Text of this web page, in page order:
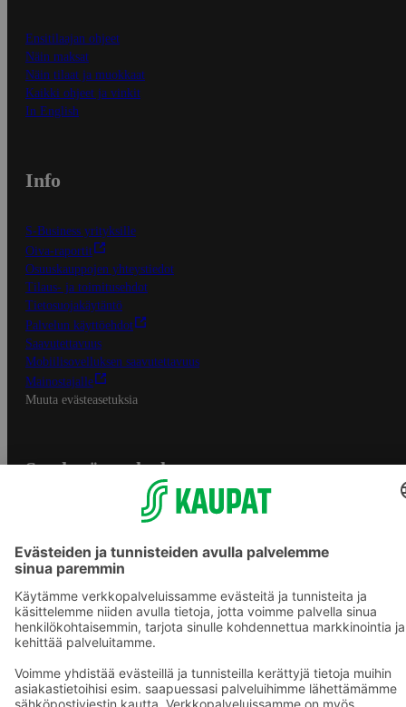
Ensitilaajan ohjeet
Näin maksat
Näin tilaat ja muokkaat
Kaikki ohjeet ja vinkit
In English
Info
S-Business yrityksille
Oiva-raportit
Osuuskauppojen yhteystiedot
Tilaus- ja toimitusehdot
Tietosuojakäytäntö
Palvelun käyttöehdot
Saavutettavuus
Mobiilisovelluksen saavutettavuus
Mainostajalle
Muuta evästeasetuksia
S-ryhmän palvelut
Yhteishyvä Ruoka -sovellus
S-ostoslista -sovellus
Prisma.fi
Sokos.fi
S-Pankki
Sokos Hotels
Raflaamo